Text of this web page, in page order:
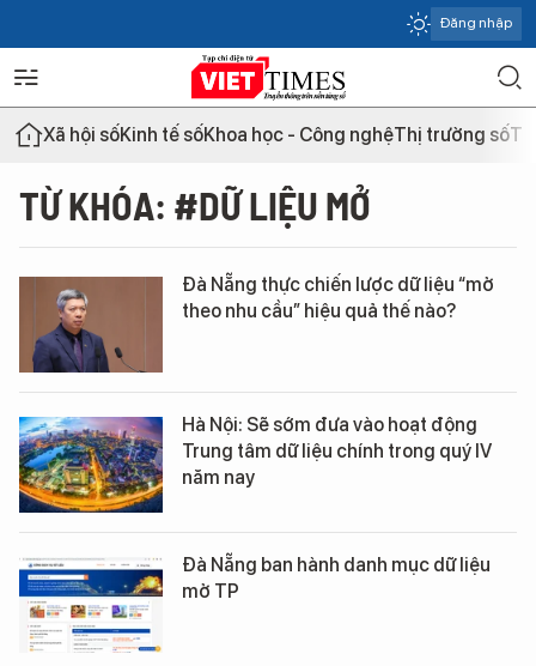
Đăng nhập
Xã hội sốKinh tế sốKhoa học - Công nghệThị trường số
TỪ KHÓA: #DỮ LIỆU MỞ
Đà Nẵng thực chiến lược dữ liệu “mở
theo nhu cầu” hiệu quả thế nào?
Hà Nội: Sẽ sớm đưa vào hoạt động
Trung tâm dữ liệu chính trong quý IV
năm nay
Đà Nẵng ban hành danh mục dữ liệu
mở TP